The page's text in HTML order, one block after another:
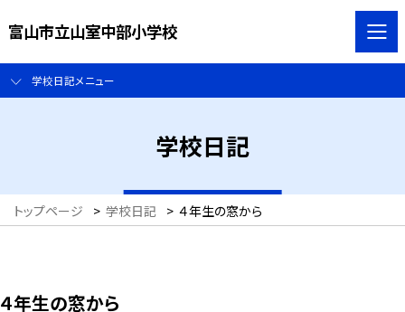
富山市立山室中部小学校
学校日記メニュー
学校日記
トップページ > 学校日記 > ４年生の窓から
４年生の窓から